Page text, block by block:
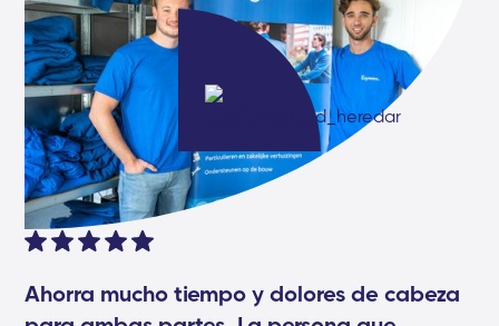
Ahorra mucho tiempo y dolores de cabeza